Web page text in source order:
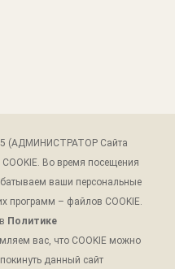
в том числе о
характер и ни при каких
по смыслу ст. 435 ГК
определяемой
РФ. Подробную и
и стоимости вы
в клинику
и здоровья
(АДМИНИСТРАТОР Сайта
Во время посещения
ваши персональные
программ – файлов COOKIE.
Политике
вас, что COOKIE можно
данный сайт